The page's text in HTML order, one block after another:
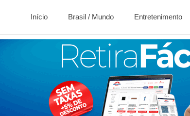
Início Brasil / Mundo Entretenimento